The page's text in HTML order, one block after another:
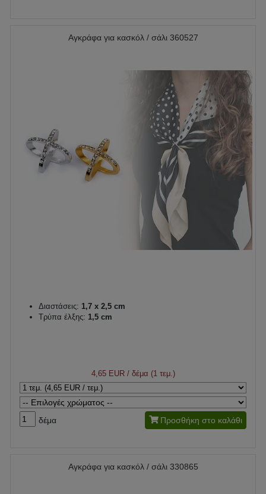
Αγκράφα για κασκόλ / σάλι 360527
Διαστάσεις: 1,7 x 2,5 cm
Τρύπα έλξης: 1,5 cm
4,65 EUR/ δέμα (1 τεμ.)
δέμα Προσθήκη στο καλάθι
Αγκράφα για κασκόλ / σάλι 330865